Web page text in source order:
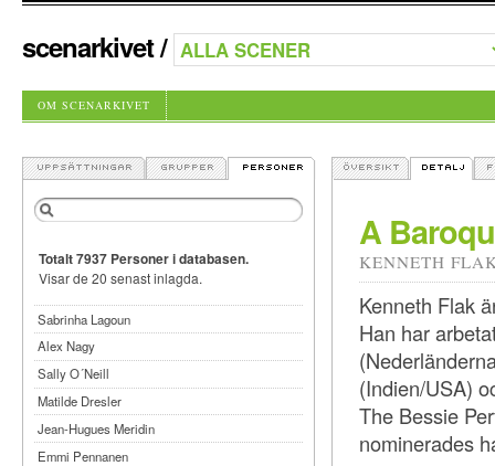
scenarkivet/
OM SCENARKIVET
A
KENNETH
Kenneth Flak
Han har
(Indien/USA)
The Bessie
nominerades
Totalt 7937 Personer i databasen.
Visar de 20 senast inlagda.
Sabrinha Lagoun
Alex Nagy
Sally O´Neill
Matilde Dresler
Jean-Hugues Meridin
Emmi Pennanen